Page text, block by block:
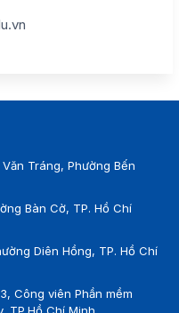
Tráng, Phường Bến
Bàn Cờ, TP. Hồ Chí
Diên Hồng, TP. Hồ Chí
Công viên Phần mềm